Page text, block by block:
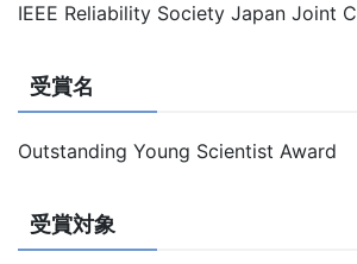
IEEE Reliability Society Japan Joint
受賞名
Outstanding Young Scientist Award
受賞対象